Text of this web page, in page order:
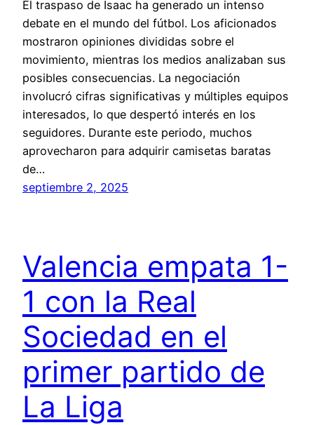
El traspaso de Isaac ha generado un intenso
debate en el mundo del fútbol. Los aficionados
mostraron opiniones divididas sobre el
movimiento, mientras los medios analizaban sus
posibles consecuencias. La negociación
involucró cifras significativas y múltiples equipos
interesados, lo que despertó interés en los
seguidores. Durante este periodo, muchos
aprovecharon para adquirir camisetas baratas
de…
septiembre 2, 2025
Valencia empata 1-
1 con la Real
Sociedad en el
primer partido de
La Liga